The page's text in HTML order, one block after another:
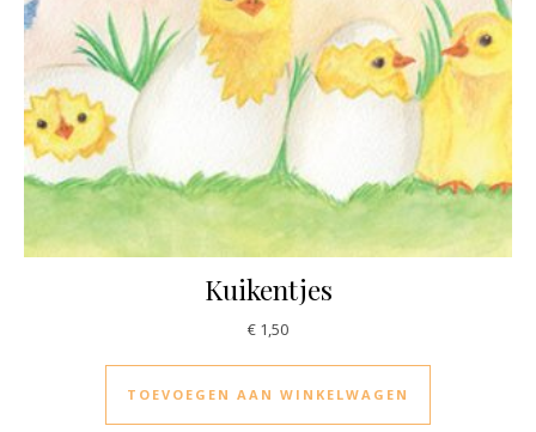
Kuikentjes
€ 1,50
TOEVOEGEN AAN WINKELWAGEN